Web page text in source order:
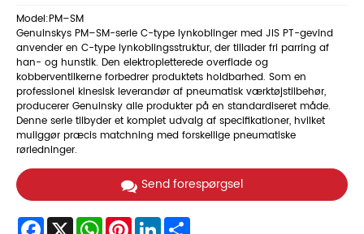
Model:PM–SM
Genuinskys PM–SM-serie C-type lynkoblinger med JIS PT-gevind
anvender en C-type lynkoblingsstruktur, der tillader fri parring af
han- og hunstik. Den elektropletterede overflade og
kobberventilkerne forbedrer produktets holdbarhed. Som en
professionel kinesisk leverandør af pneumatisk værktøjstilbehør,
producerer Genuinsky alle produkter på en standardiseret måde.
Denne serie tilbyder et komplet udvalg af specifikationer, hvilket
muliggør præcis matchning med forskellige pneumatiske
rørledninger.
Send forespørgsel
Facebook
X WhatsAppPinterestLinkedIn